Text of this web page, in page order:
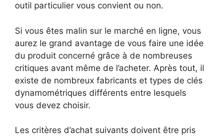
outil particulier vous convient ou non.
Si vous êtes malin sur le marché en ligne, vous
aurez le grand avantage de vous faire une idée
du produit concerné grâce à de nombreuses
critiques avant même de l’acheter. Après tout, il
existe de nombreux fabricants et types de clés
dynamométriques différents entre lesquels
vous devez choisir.
Les critères d’achat suivants doivent être pris